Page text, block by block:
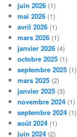
juin 2026 (1)
mai 2026 (1)
avril 2026 (1)
mars 2026 (1)
janvier 2026 (4)
octobre 2025 (1)
septembre 2025 (1)
mars 2025 (2)
janvier 2025 (3)
novembre 2024 (1)
septembre 2024 (1)
août 2024 (1)
juin 2024 (2)